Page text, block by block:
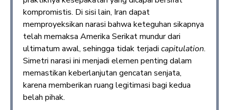
kompromistis. Di sisi lain, Iran dapat
memproyeksikan narasi bahwa keteguhan sikapnya
telah memaksa Amerika Serikat mundur dari
ultimatum awal, sehingga tidak terjadi capitulation.
Simetri narasi ini menjadi elemen penting dalam
memastikan keberlanjutan gencatan senjata,
karena memberikan ruang legitimasi bagi kedua
belah pihak.